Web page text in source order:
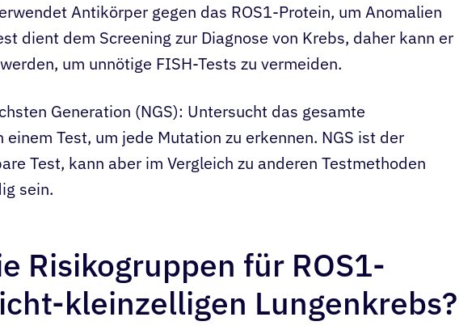
Antikörper gegen das ROS1-Protein, um Anomalien
dient dem Screening zur Diagnose von Krebs, daher kann er
um unnötige FISH-Tests zu vermeiden.
Generation (NGS): Untersucht das gesamte
einem Test, um jede Mutation zu erkennen. NGS ist der
Test, kann aber im Vergleich zu anderen Testmethoden
sein.
Risikogruppen für ROS1-
kleinzelligen Lungenkrebs?